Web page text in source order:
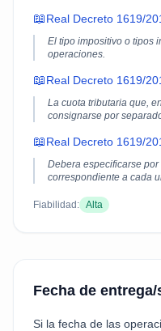
📖Real Decreto 1619/
El tipo impositivo o tipos
operaciones.
📖Real Decreto 1619/
La cuota tributaria que,
consignarse por
📖Real Decreto 1619/
Debera especificarse
correspondiente a cada
Fiabilidad: Alta
Fecha de
Si la fecha de las